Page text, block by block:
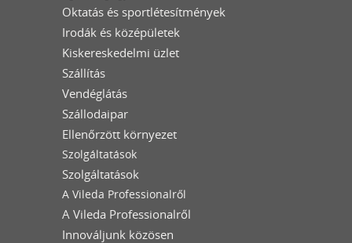
Oktatás és sportlétesítmények
Irodák és középületek
Kiskereskedelmi üzlet
Szállítás
Vendéglátás
Szállodaipar
Ellenőrzött környezet
Szolgáltatások
Szolgáltatások
A Vileda Professionalről
A Vileda Professionalről
Innováljunk közösen